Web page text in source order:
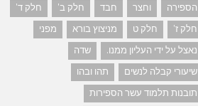
הספירה
וחצר חבד חלק ב'
חלק ד'
חלק ז'
חלק ט מניצוץ בורא
מפני
נאצל על ידי העליון ממנו.
שדה
שיעורי קבלה לנשים
תהו ובהו
תובנות תלמוד עשר הספירות